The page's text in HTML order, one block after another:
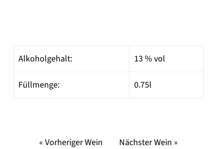
Alkoholgehalt: 13 % vol
Füllmenge: 0.75l
« Vorheriger Wein Nächster Wein »